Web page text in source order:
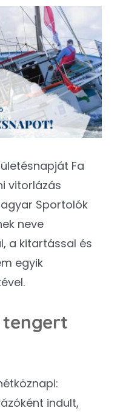
Fa
vitorlázás
Sportolók
neve
a kitartással és
egyik
tengert
indult,